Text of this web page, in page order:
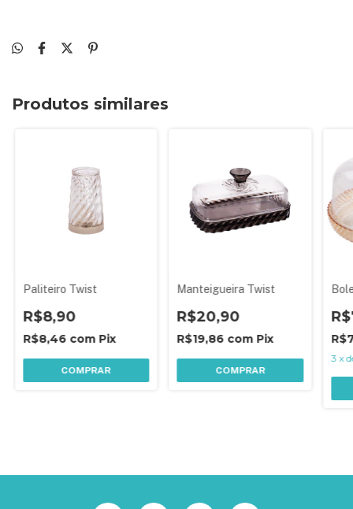
Produtos similares
Paliteiro Twist
R$8,90
R$8,46 com Pix
COMPRAR
Manteigueira Twist
R$20,90
R$19,86 com Pix
COMPRAR
3 x